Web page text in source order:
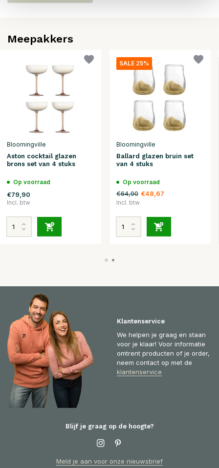
Meepakkers
Bloomingville
Aston cocktail glazen
brons set van 4 stuks
Op voorraad
€79,90
Incl. btw
SALE 25%
Bloomingville
Ballard glazen bruin set
van 4 stuks
Op voorraad
€64,90 €48,67
Incl. btw
Klantenservice
We helpen je graag en staan
voor je klaar! Voor informatie
omtrent producten of je order,
neem contact op met de
klantenservice
Blijf je graag op de hoogte?
Meld je aan voor onze nieuwsbrief